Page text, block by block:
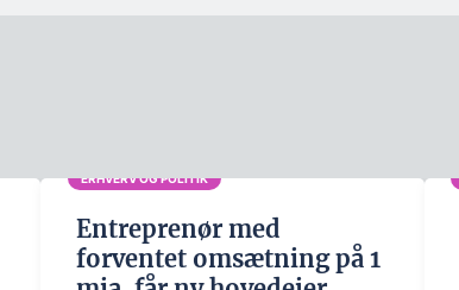
ERHVERV OG POLITIK
Entreprenør med
forventet omsætning på 1